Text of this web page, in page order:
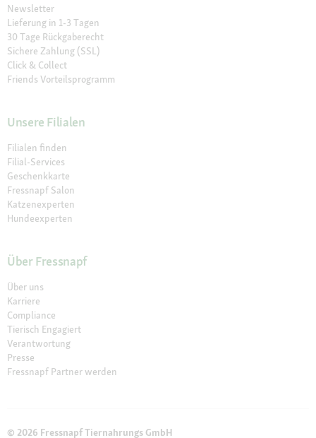
Newsletter
Lieferung in 1-3 Tagen
30 Tage Rückgaberecht
Sichere Zahlung (SSL)
Click & Collect
Friends Vorteilsprogramm
Unsere Filialen
Filialen finden
Filial-Services
Geschenkkarte
Fressnapf Salon
Katzenexperten
Hundeexperten
Über Fressnapf
Über uns
Karriere
Compliance
Tierisch Engagiert
Verantwortung
Presse
Fressnapf Partner werden
© 2026 Fressnapf Tiernahrungs GmbH